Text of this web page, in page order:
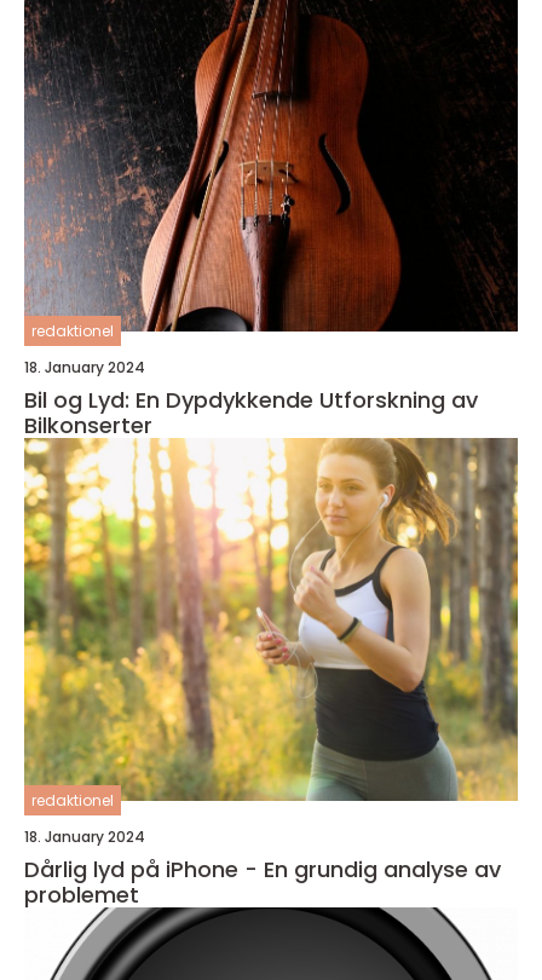
redaktionel
18. January 2024
Bil og Lyd: En Dypdykkende Utforskning av
Bilkonserter
redaktionel
18. January 2024
Dårlig lyd på iPhone - En grundig analyse av
problemet